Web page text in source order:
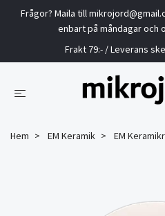
Frågor? Maila till
enbart på måndagar och
Frakt 79:- / Leverans
Hem EM Keramik EM